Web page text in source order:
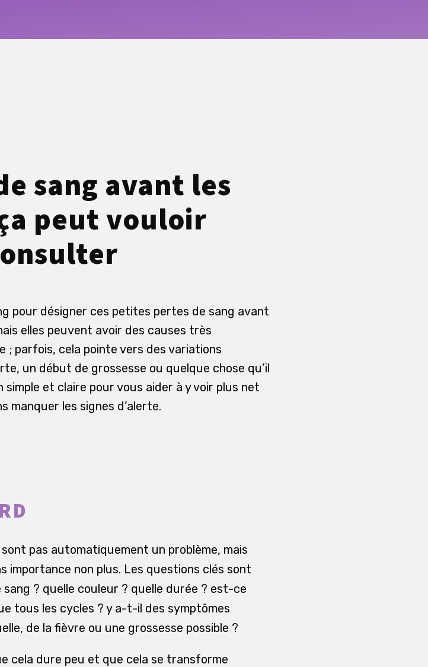
sang avant les
peut vouloir
pour désigner ces petites pertes de sang avant
elles peuvent avoir des causes très
; parfois, cela pointe vers des variations
un début de grossesse ou quelque chose qu’il
et claire pour vous aider à y voir plus net
manquer les signes d’alerte.
pas automatiquement un problème, mais
importance non plus. Les questions clés sont
? quelle couleur ? quelle durée ? est-ce
tous les cycles ? y a-t-il des symptômes
de la fièvre ou une grossesse possible ?
cela dure peu et que cela se transforme